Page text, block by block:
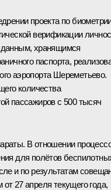
проекта по
верификации
данным, хранящимся
паспорта,
аэропорта Шереметьево.
количества
пассажиров с 500 тысяч
В отношении
для полётов
и по результатам
27 апреля текущего года,